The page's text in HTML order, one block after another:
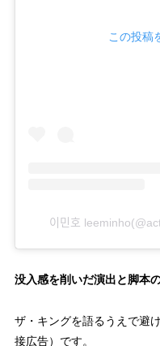
この投稿
이민호
没入感を削いだ演出と脚本
ザ・キングを語るうえで避
接広告）です。